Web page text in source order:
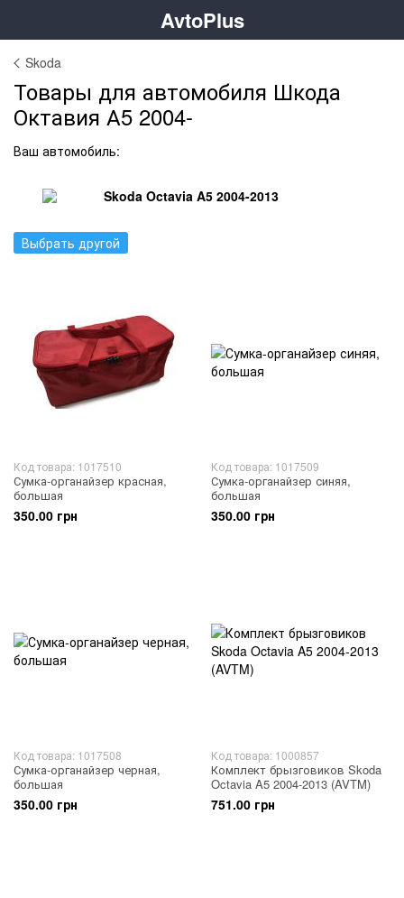
AvtoPlus
Skoda
Товары для автомобиля Шкода
Октавия А5 2004-
Ваш автомобиль:
Skoda Octavia A5 2004-2013
Выбрать другой
Код товара: 1017510
Сумка-органайзер красная,
большая
350.00 грн
Код товара: 1017509
Сумка-органайзер синяя,
большая
350.00 грн
Код товара: 1017508
Сумка-органайзер черная,
большая
350.00 грн
Код товара: 1000857
Комплект брызговиков Skoda
Octavia A5 2004-2013 (AVTM)
751.00 грн